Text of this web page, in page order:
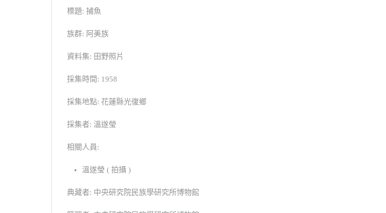
標題: 捕魚
族群: 阿美族
資料集: 田野照片
採集時間: 1958
採集地點: 花蓮縣光復鄉
採集者: 溫遂瑩
相關人員:
溫遂瑩 ( 拍攝 )
典藏者: 中央研究院民族學研究所博物館